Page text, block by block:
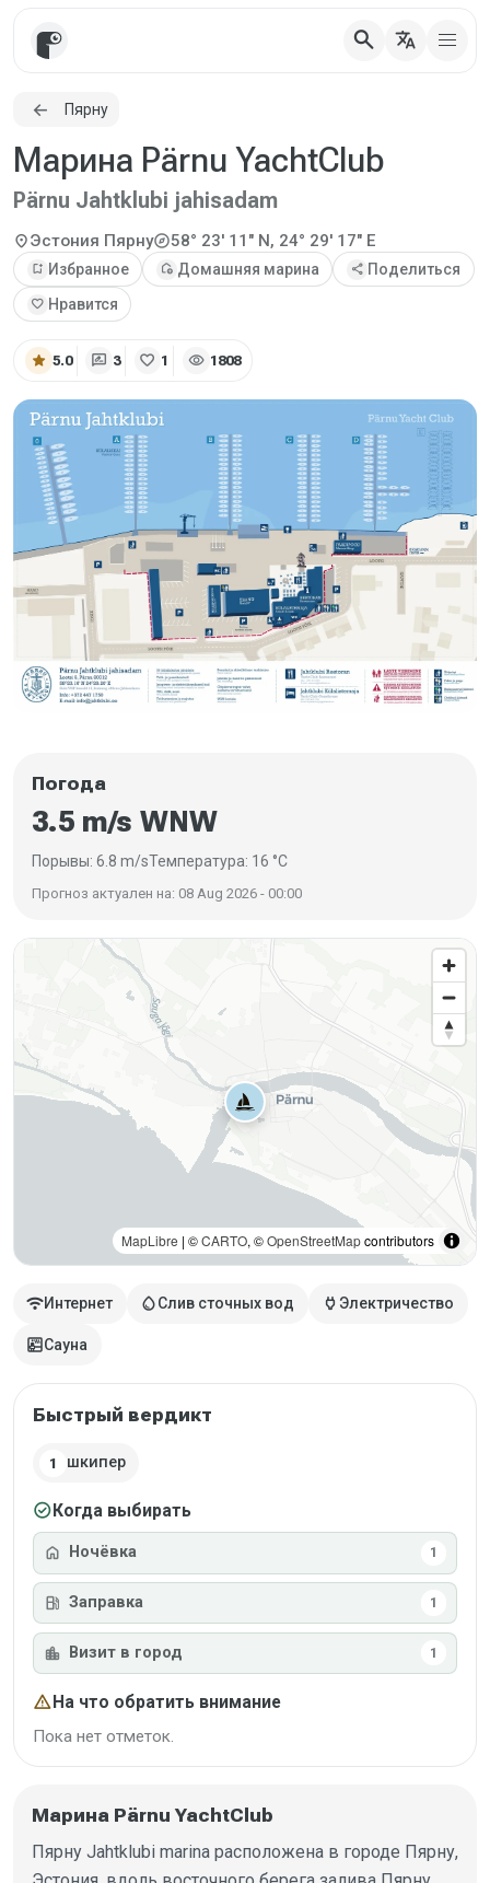
search translate
Пярну
Марина Pärnu YachtClub
Pärnu Jahtklubi jahisadam
location_onЭстония Пярнуexplore58° 23' 11" N, 24° 29' 17" E
bookmark_add Избранное add_home Домашняя марина share Поделиться
favorite Нравится
star 5.0 rate_review 3 favorite 1 visibility 1808
wifiИнтернет water_dropСлив сточных вод power Электричество
saunaСауна
Быстрый вердикт
1 шкипер
check_circleКогда выбирать
home Ночёвка 1
local_gas_station Заправка 1
location_city Визит в город 1
warning На что обратить внимание
Пока нет отметок.
Марина Pärnu YachtClub
Пярну Jahtklubi marina расположена в городе Пярну,
Погода
3.5 m/s WNW
Порывы: 6.8 m/sТемпература: 16 °C
Прогноз актуален на: 08 Aug 2026 - 00:00
MapLibre | ©CARTO, ©OpenStreetMapcontributors